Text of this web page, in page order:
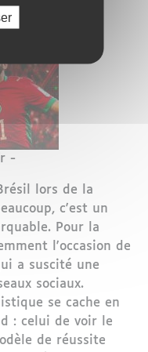
-
lors de la
c'est un
Pour la
l'occasion de
a suscité une
sociaux.
se cache en
: celui de voir le
de réussite